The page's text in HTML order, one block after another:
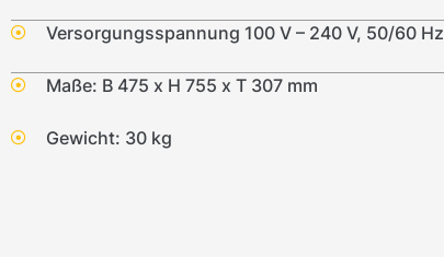
Versorgungsspannung 100 V – 240 V, 50/60 Hz
Maße: B 475 x H 755 x T 307 mm
Gewicht: 30 kg